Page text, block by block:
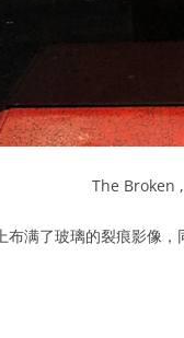
The Broken
布满了玻璃的裂痕影像